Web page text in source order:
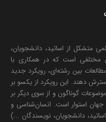
از اساتید، دانشجویان،
مختلفی است که در همکاری با
بین رشته‌ای، رویکرد جدید
دهند. این رویکرد از یکسو بر
گوناگون و از سوی دیگر بر
استوار است. انسان‌شناسی و
دانشجویان، نویسندگان ...)